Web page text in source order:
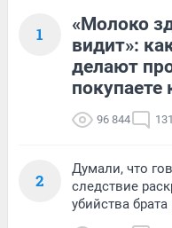
1
«Молоко
видит»:
делают
96 844 131
2
Думали, что
следствие
убийства